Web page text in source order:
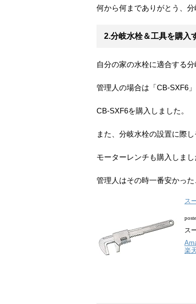
何から何までありがとう、分
2.分岐水栓＆工具を購入
自分の家の水栓に適合する分
管理人の場合は「CB-SXF6
CB-SXF6を購入しました。
また、分岐水栓の設置に際
モーターレンチも購入しまし
管理人はその時一番安かった
ス
ス
楽